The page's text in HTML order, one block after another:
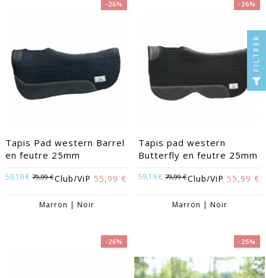
-26%
Tapis Pad western Barrel
en feutre 25mm
59,19 € 79,99 €Club/ViP 55,99 €
Marron | Noir
-26%
Tapis pad western
Butterfly en feutre 25mm
59,19 € 79,99 €Club/ViP 55,99 €
Marron | Noir
-26% -25%
FILTRER